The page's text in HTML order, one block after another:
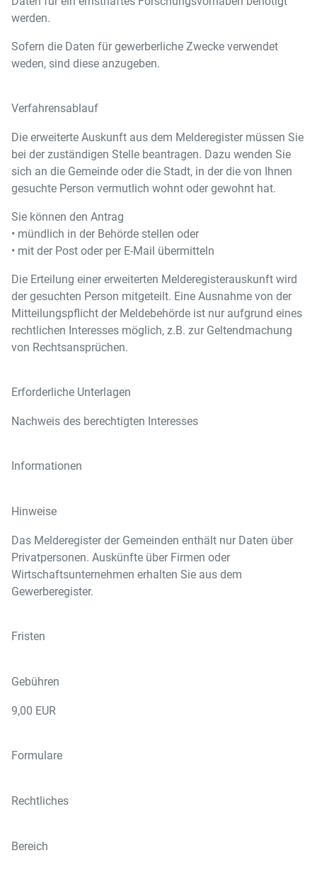
werden.
Sofern die Daten für gewerberliche Zwecke verwendet
weden, sind diese anzugeben.
Verfahrensablauf
Die erweiterte Auskunft aus dem Melderegister müssen Sie
bei der zuständigen Stelle beantragen. Dazu wenden Sie
sich an die Gemeinde oder die Stadt, in der die von Ihnen
gesuchte Person vermutlich wohnt oder gewohnt hat.
Sie können den Antrag
• mündlich in der Behörde stellen oder
• mit der Post oder per E-Mail übermitteln
Die Erteilung einer erweiterten Melderegisterauskunft wird
der gesuchten Person mitgeteilt. Eine Ausnahme von der
Mitteilungspflicht der Meldebehörde ist nur aufgrund eines
rechtlichen Interesses möglich, z.B. zur Geltendmachung
von Rechtsansprüchen.
Erforderliche Unterlagen
Nachweis des berechtigten Interesses
Informationen
Hinweise
Das Melderegister der Gemeinden enthält nur Daten über
Privatpersonen. Auskünfte über Firmen oder
Wirtschaftsunternehmen erhalten Sie aus dem
Gewerberegister.
Fristen
Gebühren
9,00 EUR
Formulare
Rechtliches
Bereich